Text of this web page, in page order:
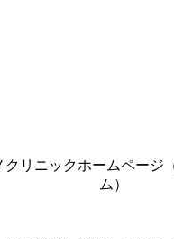
クリニックホームページ
ム）